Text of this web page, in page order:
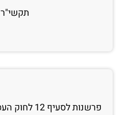
תקשי"ר
פרשנות לסעיף 12 לחוק העסקת קבלני כוח אדם